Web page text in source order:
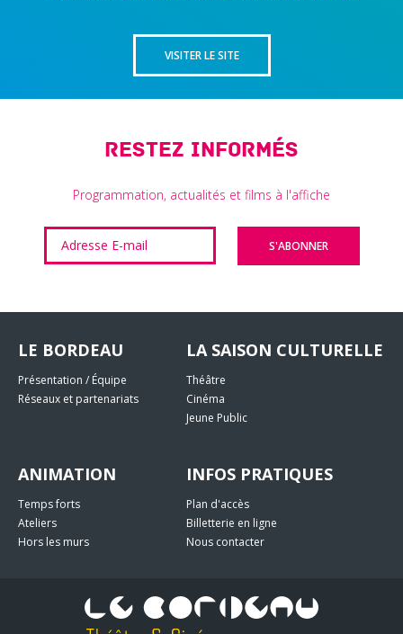
VISITER LE SITE
Restez informés
Programmation, actualités et films à l'affiche
LE BORDEAU
Présentation / Équipe
Réseaux et partenariats
LA SAISON CULTURELLE
Théâtre
Cinéma
Jeune Public
ANIMATION
Temps forts
Ateliers
Hors les murs
INFOS PRATIQUES
Plan d'accès
Billetterie en ligne
Nous contacter